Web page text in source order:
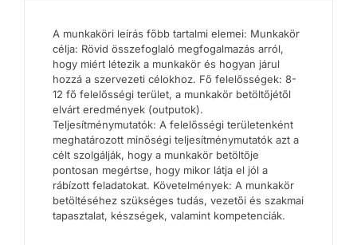
A munkaköri leírás főbb tartalmi elemei: Munkakör
célja: Rövid összefoglaló megfogalmazás arról,
hogy miért létezik a munkakör és hogyan járul
hozzá a szervezeti célokhoz. Fő felelősségek: 8-
12 fő felelősségi terület, a munkakör betöltőjétől
elvárt eredmények (outputok).
Teljesítménymutatók: A felelősségi területenként
meghatározott minőségi teljesítménymutatók azt a
célt szolgálják, hogy a munkakör betöltője
pontosan megértse, hogy mikor látja el jól a
rábízott feladatokat. Követelmények: A munkakör
betöltéséhez szükséges tudás, vezetői és szakmai
tapasztalat, készségek, valamint kompetenciák.